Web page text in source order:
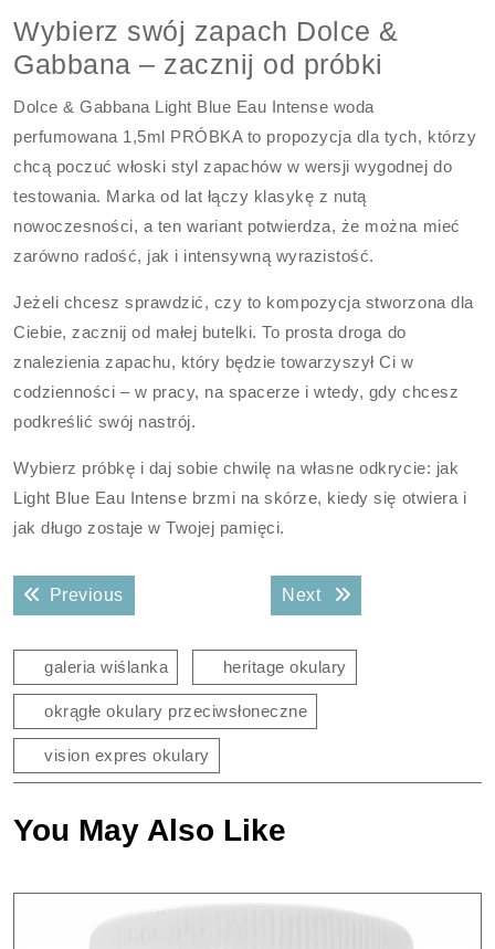
Wybierz swój zapach Dolce &
Gabbana – zacznij od próbki
Dolce & Gabbana Light Blue Eau Intense woda
perfumowana 1,5ml PRÓBKA to propozycja dla tych, którzy
chcą poczuć włoski styl zapachów w wersji wygodnej do
testowania. Marka od lat łączy klasykę z nutą
nowoczesności, a ten wariant potwierdza, że można mieć
zarówno radość, jak i intensywną wyrazistość.
Jeżeli chcesz sprawdzić, czy to kompozycja stworzona dla
Ciebie, zacznij od małej butelki. To prosta droga do
znalezienia zapachu, który będzie towarzyszył Ci w
codzienności – w pracy, na spacerze i wtedy, gdy chcesz
podkreślić swój nastrój.
Wybierz próbkę i daj sobie chwilę na własne odkrycie: jak
Light Blue Eau Intense brzmi na skórze, kiedy się otwiera i
jak długo zostaje w Twojej pamięci.
Nawigacja
wpisuPreviousPrevious post: Next Next post:
galeria wiślanka heritage okulary
okrągłe okulary przeciwsłoneczne
vision expres okulary
You May Also Like